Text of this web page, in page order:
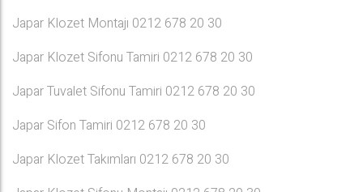
Japar Klozet Montajı 0212 678 20 30
Japar Klozet Sifonu Tamiri 0212 678 20 30
Japar Tuvalet Sifonu Tamiri 0212 678 20 30
Japar Sifon Tamiri 0212 678 20 30
Japar Klozet Takımları 0212 678 20 30